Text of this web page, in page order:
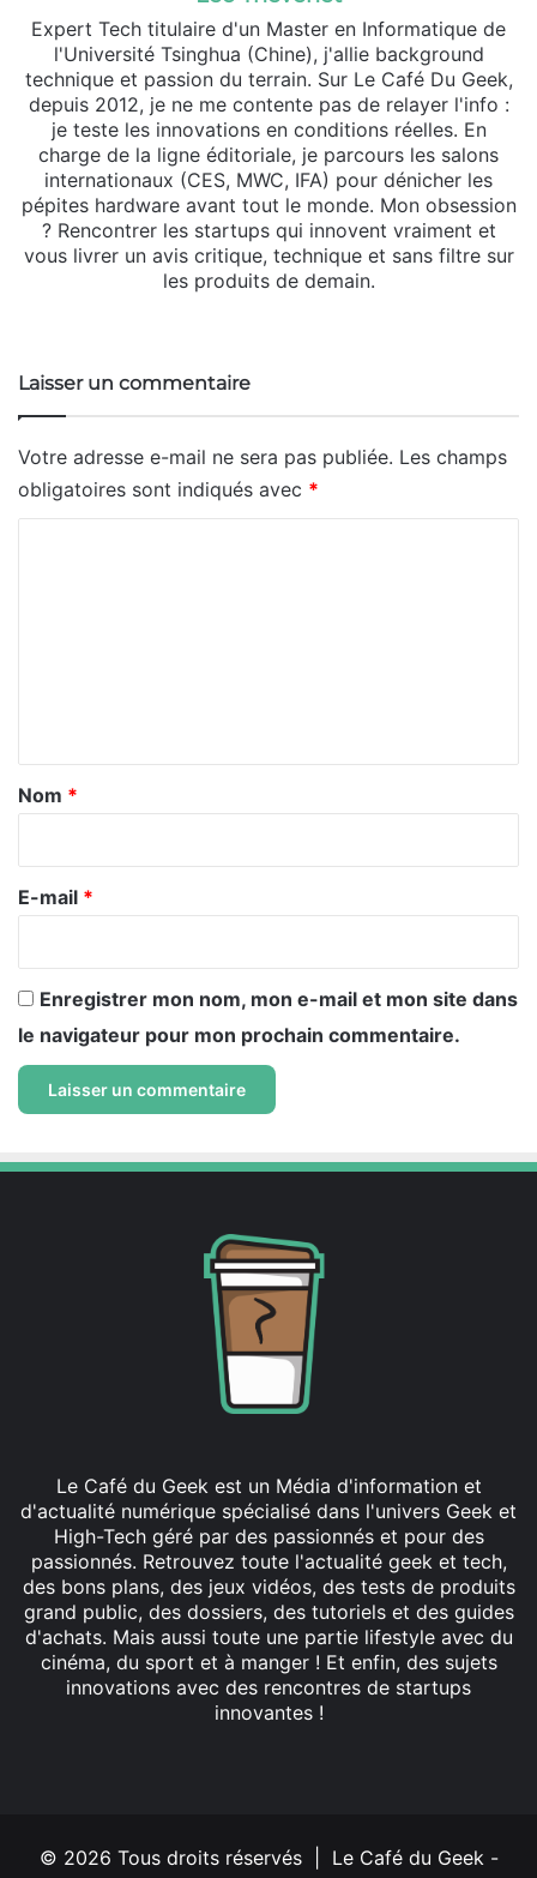
Expert Tech titulaire d'un Master en Informatique de
l'Université Tsinghua (Chine), j'allie background
technique et passion du terrain. Sur Le Café Du Geek,
depuis 2012, je ne me contente pas de relayer l'info :
je teste les innovations en conditions réelles. En
charge de la ligne éditoriale, je parcours les salons
internationaux (CES, MWC, IFA) pour dénicher les
pépites hardware avant tout le monde. Mon obsession
? Rencontrer les startups qui innovent vraiment et
vous livrer un avis critique, technique et sans filtre sur
les produits de demain.
Laisser un commentaire
Votre adresse e-mail ne sera pas publiée. Les champs
obligatoires sont indiqués avec *
a
e
Nom *
E-mail *
Enregistrer mon nom, mon e-mail et mon site dans
le navigateur pour mon prochain commentaire.
Le Café du Geek est un Média d'information et
d'actualité numérique spécialisé dans l'univers Geek et
High-Tech géré par des passionnés et pour des
passionnés. Retrouvez toute l'actualité geek et tech,
des bons plans, des jeux vidéos, des tests de produits
grand public, des dossiers, des tutoriels et des guides
d'achats. Mais aussi toute une partie lifestyle avec du
cinéma, du sport et à manger ! Et enfin, des sujets
innovations avec des rencontres de startups
innovantes !
© 2026 Tous droits réservés | Le Café du Geek -